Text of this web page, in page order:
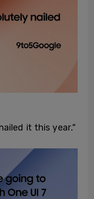
it this year.”